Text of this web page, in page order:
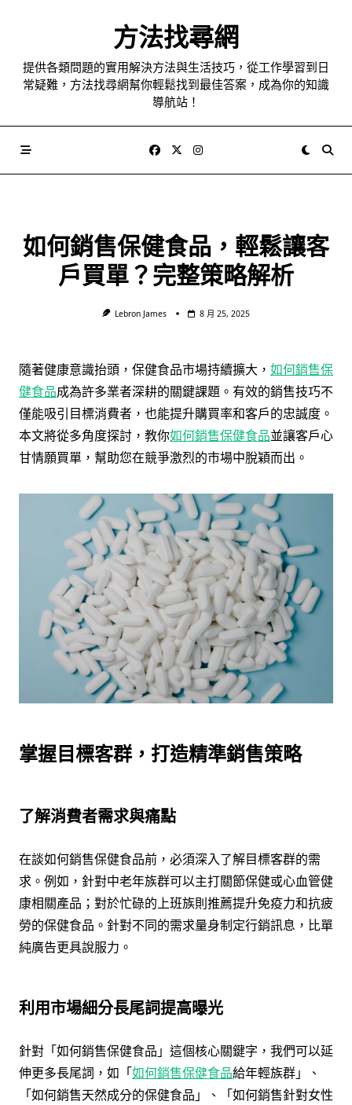
方法找尋網
提供各類問題的實用解決方法與生活技巧，從工作學習到日
常疑難，方法找尋網幫你輕鬆找到最佳答案，成為你的知識
導航站！
如何銷售保健食品，輕鬆讓客
戶買單？完整策略解析
Lebron James 8 月 25, 2025
隨著健康意識抬頭，保健食品市場持續擴大， 如何銷售保
健食品成為許多業者深耕的關鍵課題。有效的銷售技巧不
僅能吸引目標消費者，也能提升購買率和客戶的忠誠度。
本文將從多角度探討，教你如何銷售保健食品並讓客戶心
甘情願買單，幫助您在競爭激烈的市場中脫穎而出。
掌握目標客群，打造精準銷售策略
了解消費者需求與痛點
在談如何銷售保健食品前，必須深入了解目標客群的需
求。例如，針對中老年族群可以主打關節保健或心血管健
康相關產品；對於忙碌的上班族則推薦提升免疫力和抗疲
勞的保健食品。針對不同的需求量身制定行銷訊息，比單
純廣告更具說服力。
利用市場細分長尾詞提高曝光
針對「如何銷售保健食品」這個核心關鍵字，我們可以延
伸更多長尾詞，如「如何銷售保健食品給年輕族群」、
「如何銷售天然成分的保健食品」、「如何銷售針對女性